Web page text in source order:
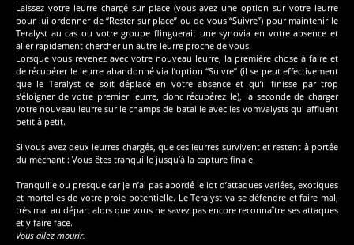
Laissez votre leurre chargé sur place (vous avez une option sur votre leurre
pour lui ordonner de “Rester sur place” ou de vous “Suivre”) pour maintenir le
Teralyst au cas ou votre groupe flinguerait une synovia en votre absence et
aller rapidement chercher un autre leurre proche de vous.
Lorsque vous revenez avec votre nouveau leurre, la première chose à faire et
de récupérer le leurre abandonné via l’option “Suivre” (il se peut effectivement
que le Teralyst ce soit déplacé en votre absence et qu’il finisse par trop
s’éloigner de votre premier leurre, donc récupérez le), la seconde de charger
votre nouveau leurre sur le champs de bataille avec les vomvalysts qui affluent
petit à petit.
Si vous avez deux leurres chargés, que ces leurres survivent et restent à portée
du méchant : Vous êtes tranquille jusqu’à la capture finale.
Tranquille ou presque car je n’ai pas abordé le lot d’attaques variées, exotiques
et mortelles de votre proie potentielle. Le Teralyst va se défendre et faire mal,
très mal au départ alors que vous ne savez pas encore reconnaître ses attaques
et y faire face.
Vous allez mourir.